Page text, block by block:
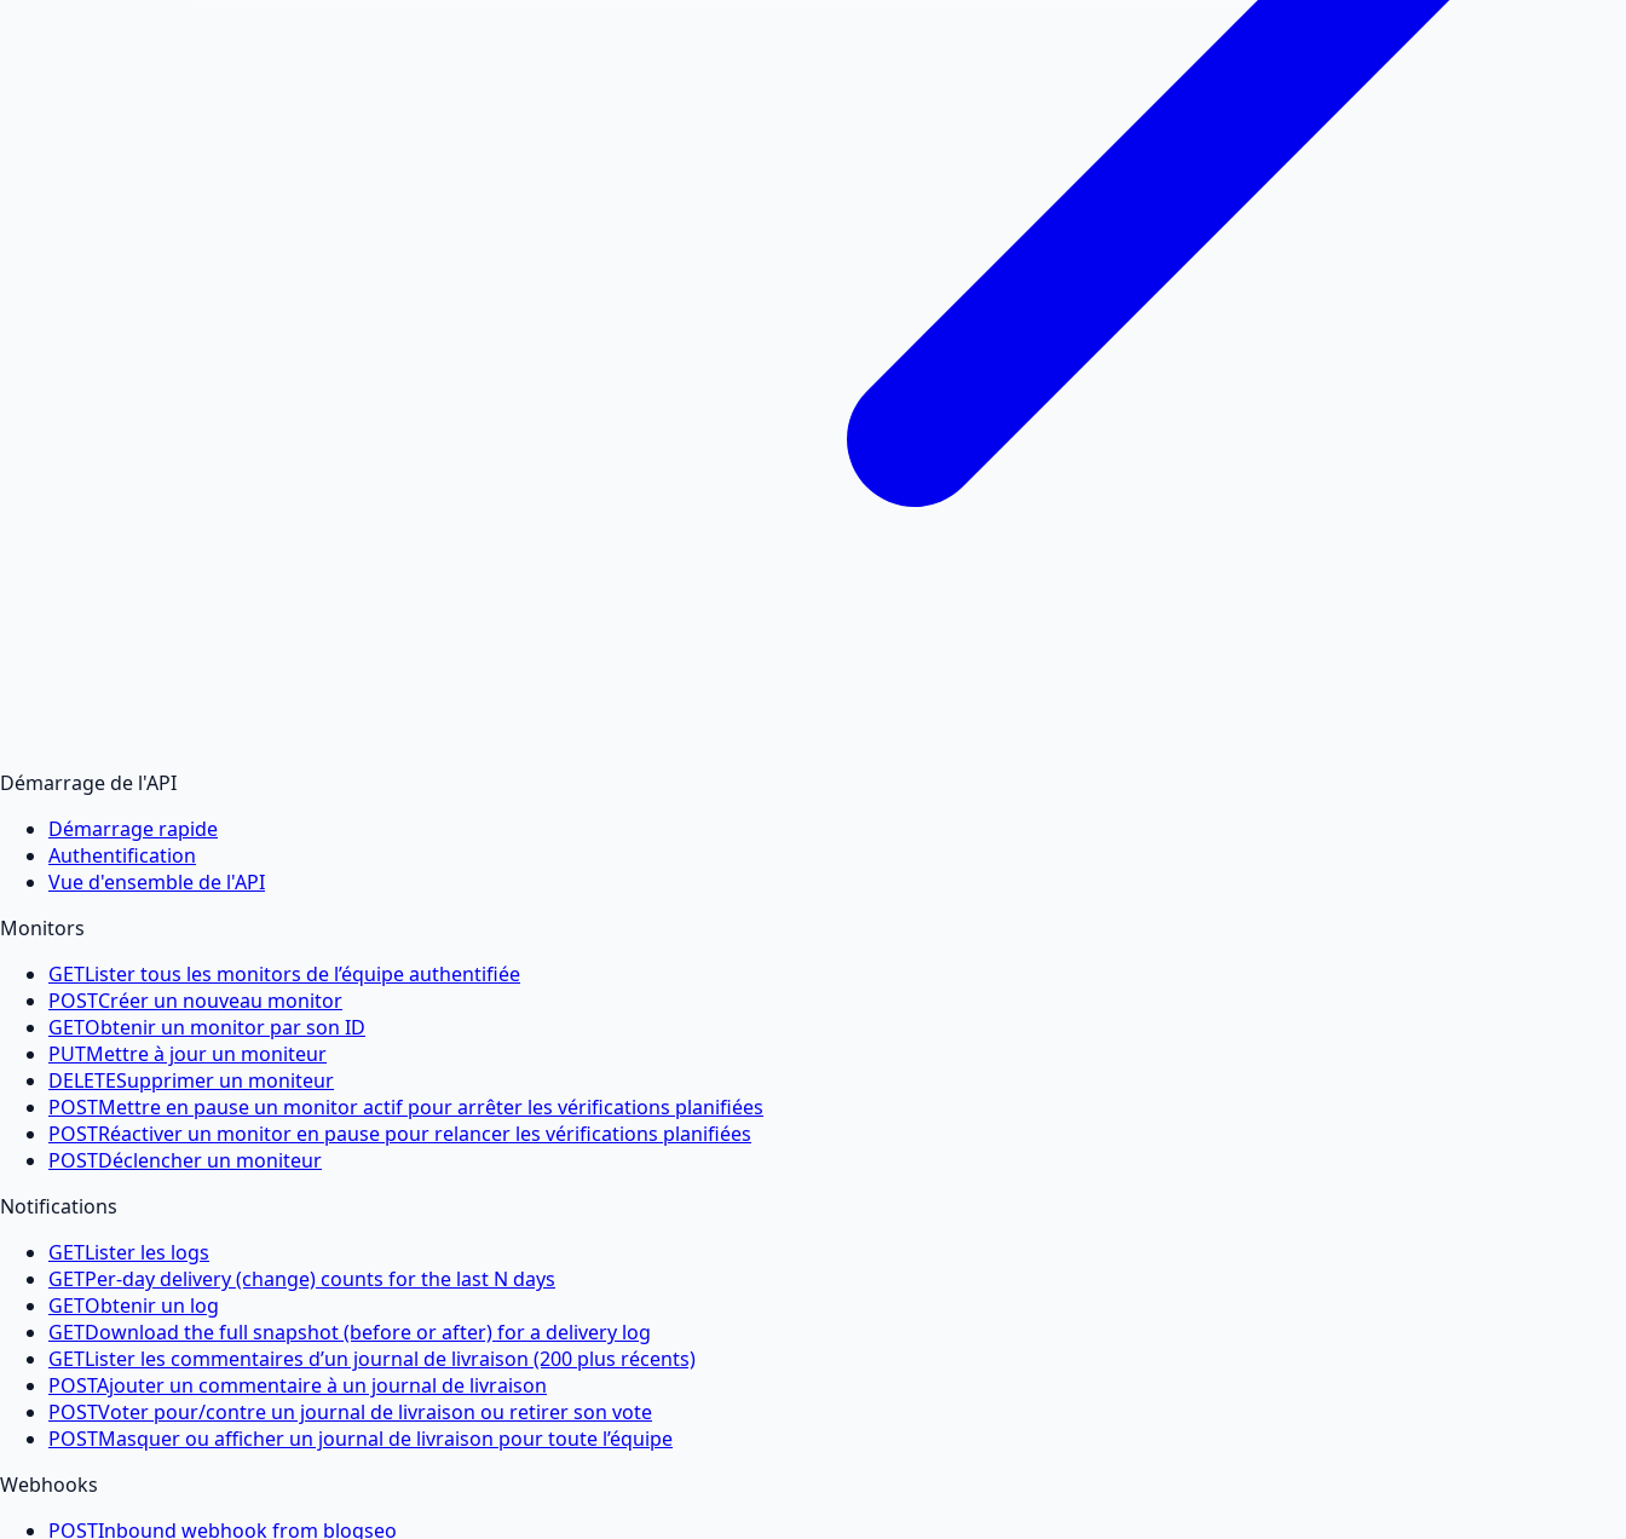
Démarrage de l'API
Démarrage rapide
Authentification
Vue d'ensemble de l'API
Monitors
GETLister tous les monitors de l’équipe authentifiée
POSTCréer un nouveau monitor
GETObtenir un monitor par son ID
PUTMettre à jour un moniteur
DELETESupprimer un moniteur
POSTMettre en pause un monitor actif pour arrêter les vérifications planifiées
POSTRéactiver un monitor en pause pour relancer les vérifications planifiées
POSTDéclencher un moniteur
Notifications
GETLister les logs
GETPer-day delivery (change) counts for the last N days
GETObtenir un log
GETDownload the full snapshot (before or after) for a delivery log
GETLister les commentaires d’un journal de livraison (200 plus récents)
POSTAjouter un commentaire à un journal de livraison
POSTVoter pour/contre un journal de livraison ou retirer son vote
POSTMasquer ou afficher un journal de livraison pour toute l’équipe
Webhooks
POSTInbound webhook from blogseo